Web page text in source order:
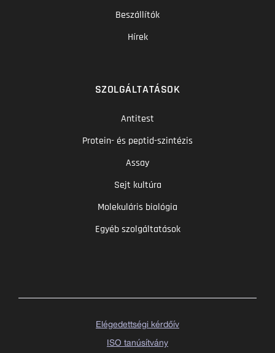
Beszállítók
Hírek
SZOLGÁLTATÁSOK
Antitest
Protein- és peptid-szintézis
Assay
Sejt kultúra
Molekuláris biológia
Egyéb szolgáltatások
Elégedettségi kérdőív
ISO tanúsítvány